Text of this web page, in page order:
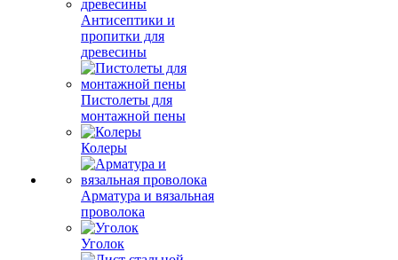
Антисептики и
пропитки для
древесины
Пистолеты для
монтажной пены
Колеры
Арматура и вязальная
проволока
Уголок